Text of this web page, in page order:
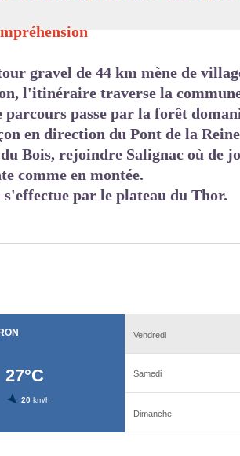
gravel de 44 km mène de
l'itinéraire traverse la
passe par la forêt
en direction du Pont de la
Bois, rejoindre Salignac où de
comme en montée.
par le plateau du Thor.